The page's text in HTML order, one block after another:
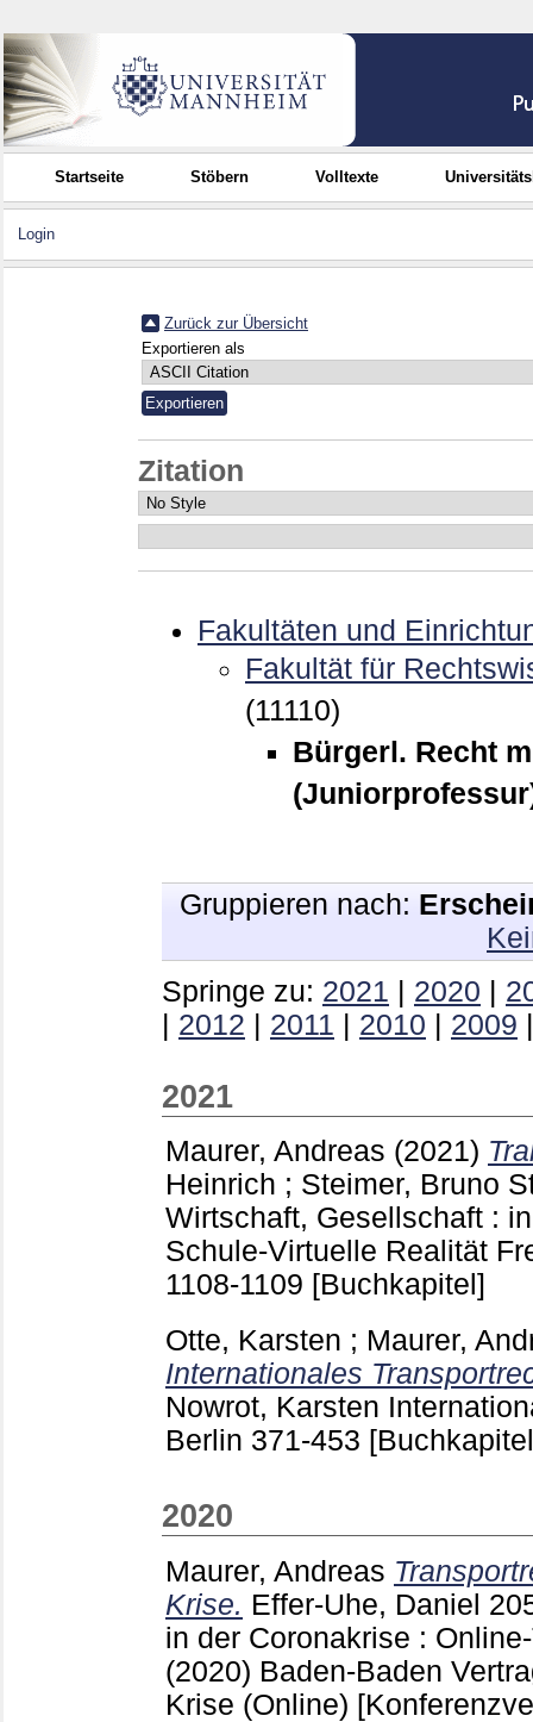
Startseite Stöbern Volltexte
Login
Zurück zur Übersicht
Exportieren als
Zitation
Fakultäten und
Fakultät für
(11110)
Bürgerl. Recht
Gruppieren nach:
Springe zu: 2021 | 2020 |
| 2012 | 2011 | 2010 | 2009
2021
Maurer, Andreas (2021)
Heinrich ; Steimer, Bruno
Wirtschaft, Gesellschaft :
Schule-Virtuelle Realität
1108-1109 [Buchkapitel]
Otte, Karsten ; Maurer,
Internationales
Nowrot, Karsten
Berlin 371-453
2020
Maurer, Andreas
Krise. Effer-Uhe, Daniel
in der Coronakrise :
(2020) Baden-Baden
Krise (Online)